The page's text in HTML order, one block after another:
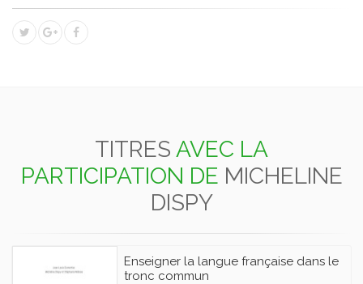
TITRES AVEC LA
PARTICIPATION DE MICHELINE
DISPY
Enseigner la langue française dans le
tronc commun